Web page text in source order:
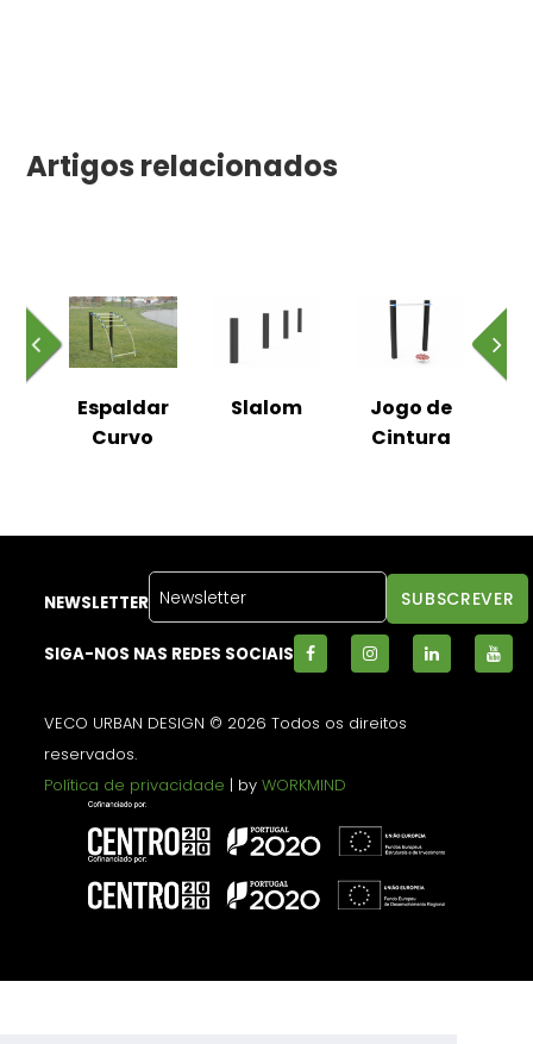
Artigos relacionados
Espaldar
Curvo
Slalom
Jogo de
Cintura
NEWSLETTER
SIGA-NOS NAS REDES SOCIAIS
VECO URBAN DESIGN © 2026 Todos os direitos
reservados.
Política de privacidade | byWORKMIND